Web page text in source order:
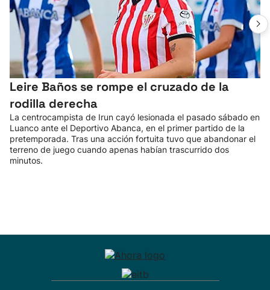
Leire Baños se rompe el cruzado de la
rodilla derecha
La centrocampista de Irun cayó lesionada el pasado sábado en
Luanco ante el Deportivo Abanca, en el primer partido de la
pretemporada. Tras una acción fortuita tuvo que abandonar el
terreno de juego cuando apenas habían trascurrido dos
minutos.